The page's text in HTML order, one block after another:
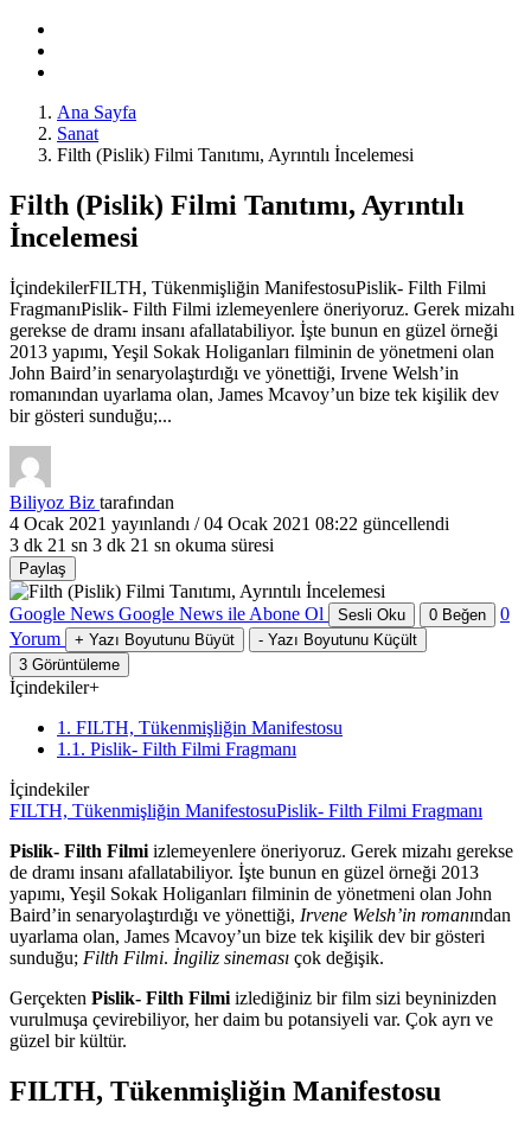
Ana Sayfa
Sanat
Filth (Pislik) Filmi Tanıtımı, Ayrıntılı İncelemesi
Filth (Pislik) Filmi Tanıtımı, Ayrıntılı
İncelemesi
İçindekilerFILTH, Tükenmişliğin ManifestosuPislik- Filth Filmi
FragmanıPislik- Filth Filmi izlemeyenlere öneriyoruz. Gerek mizahı
gerekse de dramı insanı afallatabiliyor. İşte bunun en güzel örneği
2013 yapımı, Yeşil Sokak Holiganları filminin de yönetmeni olan
John Baird’in senaryolaştırdığı ve yönettiği, Irvene Welsh’in
romanından uyarlama olan, James Mcavoy’un bize tek kişilik dev
bir gösteri sunduğu;...
Biliyoz Biz tarafından
4 Ocak 2021 yayınlandı /04 Ocak 2021 08:22 güncellendi
3 dk 21 sn 3 dk 21 sn okuma süresi
Paylaş
Google News Google News ile Abone Ol Sesli Oku 0 Beğen
0
Yorum
+ Yazı Boyutunu Büyüt - Yazı Boyutunu Küçült
3 Görüntüleme
İçindekiler+
1. FILTH, Tükenmişliğin Manifestosu
1.1. Pislik- Filth Filmi Fragmanı
İçindekiler
FILTH, Tükenmişliğin ManifestosuPislik- Filth Filmi Fragmanı
Pislik- Filth Filmi izlemeyenlere öneriyoruz. Gerek mizahı gerekse
de dramı insanı afallatabiliyor. İşte bunun en güzel örneği 2013
yapımı, Yeşil Sokak Holiganları filminin de yönetmeni olan John
Baird’in senaryolaştırdığı ve yönettiği, Irvene Welsh’in romanından
uyarlama olan, James Mcavoy’un bize tek kişilik dev bir gösteri
sunduğu; Filth Filmi. İngiliz sineması çok değişik.
Gerçekten Pislik- Filth Filmi izlediğiniz bir film sizi beyninizden
vurulmuşa çevirebiliyor, her daim bu potansiyeli var. Çok ayrı ve
güzel bir kültür.
FILTH, Tükenmişliğin Manifestosu